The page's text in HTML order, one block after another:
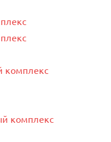
комплекс
комплекс